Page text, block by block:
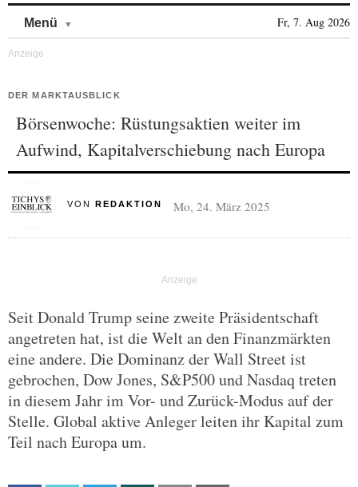
Menü Fr, 7. Aug 2026
DER MARKTAUSBLICK
Börsenwoche: Rüstungsaktien weiter im
Aufwind, Kapitalverschiebung nach Europa
VON REDAKTION Mo, 24. März 2025
Seit Donald Trump seine zweite Präsidentschaft
angetreten hat, ist die Welt an den Finanzmärkten
eine andere. Die Dominanz der Wall Street ist
gebrochen, Dow Jones, S&P500 und Nasdaq treten
in diesem Jahr im Vor- und Zurück-Modus auf der
Stelle. Global aktive Anleger leiten ihr Kapital zum
Teil nach Europa um.